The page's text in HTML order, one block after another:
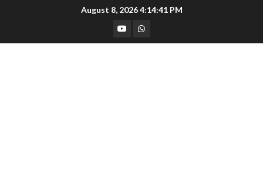
August 8, 20264:14:42 PM
YouTubeWhatsapp